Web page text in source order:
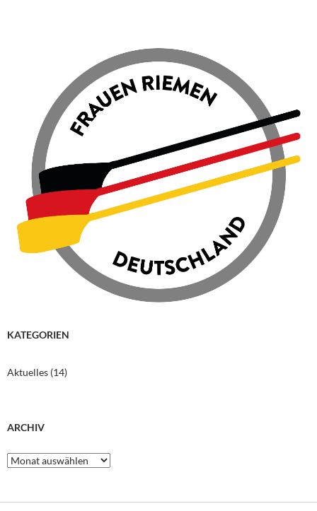
KATEGORIEN
Aktuelles (14)
ARCHIV
Archiv